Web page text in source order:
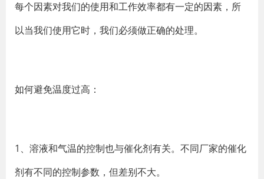
每个因素对我们的使用和工作效率都有一定的因素，所
以当我们使用它时，我们必须做正确的处理。
如何避免温度过高：
1、溶液和气温的控制也与催化剂有关。不同厂家的催化
剂有不同的控制参数，但差别不大。